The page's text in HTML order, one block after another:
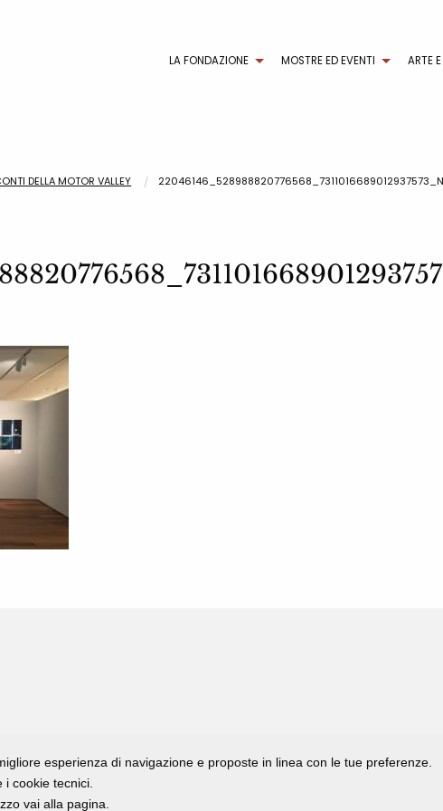
LA FONDAZIONE MOSTRE ED EVENTI ARTE
DELLA MOTOR VALLEY 22046146_528988820776568_7311016689012937573_N
esperienza di navigazione e proposte in linea con le tue preferenze.
cookie tecnici.
vai alla pagina.